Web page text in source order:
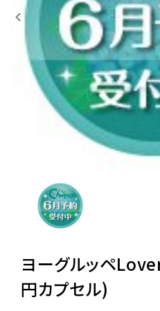
カプセルトイ
販促用空カプセル
レンタル
景品・玩具・文具
販促用カプセルトイ
ヨーグルッペ
円カプセル)